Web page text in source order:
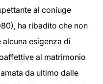
al coniuge
ha ribadito che non
esigenza di
al matrimonio
da ultimo dalle